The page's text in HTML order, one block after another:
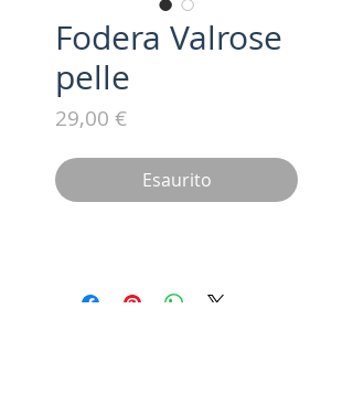
Fodera Valrose
pelle
29,00 €Prezzo
Esaurito